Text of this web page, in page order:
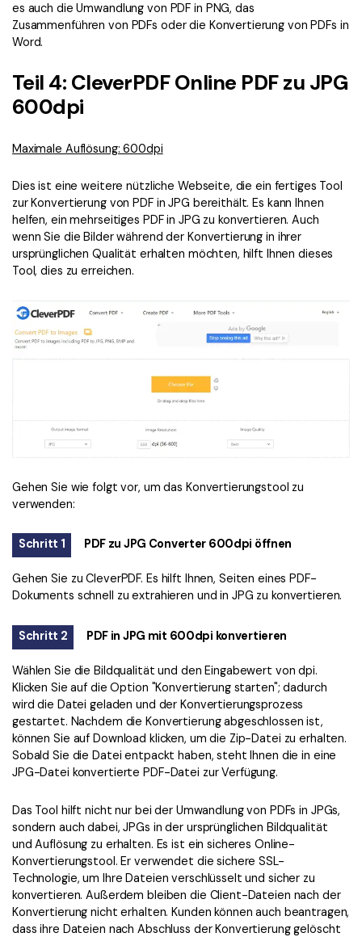
es auch die Umwandlung von PDF in PNG, das
Zusammenführen von PDFs oder die Konvertierung von PDFs in
Word.
Teil 4: CleverPDF Online PDF zu JPG
600dpi
Maximale Auflösung: 600dpi
Dies ist eine weitere nützliche Webseite, die ein fertiges Tool
zur Konvertierung von PDF in JPG bereithält. Es kann Ihnen
helfen, ein mehrseitiges PDF in JPG zu konvertieren. Auch
wenn Sie die Bilder während der Konvertierung in ihrer
ursprünglichen Qualität erhalten möchten, hilft Ihnen dieses
Tool, dies zu erreichen.
Gehen Sie wie folgt vor, um das Konvertierungstool zu
verwenden:
Schritt 1 PDF zu JPG Converter 600dpi öffnen
Gehen Sie zuCleverPDF. Es hilft Ihnen, Seiten eines PDF-
Dokuments schnell zu extrahieren und in JPG zu konvertieren.
Schritt 2 PDF in JPG mit 600dpi konvertieren
Wählen Sie die Bildqualität und den Eingabewert von dpi.
Klicken Sie auf die Option "Konvertierung starten"; dadurch
wird die Datei geladen und der Konvertierungsprozess
gestartet. Nachdem die Konvertierung abgeschlossen ist,
können Sie auf Download klicken, um die Zip-Datei zu erhalten.
Sobald Sie die Datei entpackt haben, steht Ihnen die in eine
JPG-Datei konvertierte PDF-Datei zur Verfügung.
Das Tool hilft nicht nur bei der Umwandlung von PDFs in JPGs,
sondern auch dabei, JPGs in der ursprünglichen Bildqualität
und Auflösung zu erhalten. Es ist ein sicheres Online-
Konvertierungstool. Er verwendet die sichere SSL-
Technologie, um Ihre Dateien verschlüsselt und sicher zu
konvertieren. Außerdem bleiben die Client-Dateien nach der
Konvertierung nicht erhalten. Kunden können auch beantragen,
dass ihre Dateien nach Abschluss der Konvertierung gelöscht